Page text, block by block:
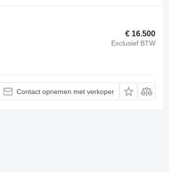
€ 16.500
Exclusief BTW
Contact opnemen met verkoper